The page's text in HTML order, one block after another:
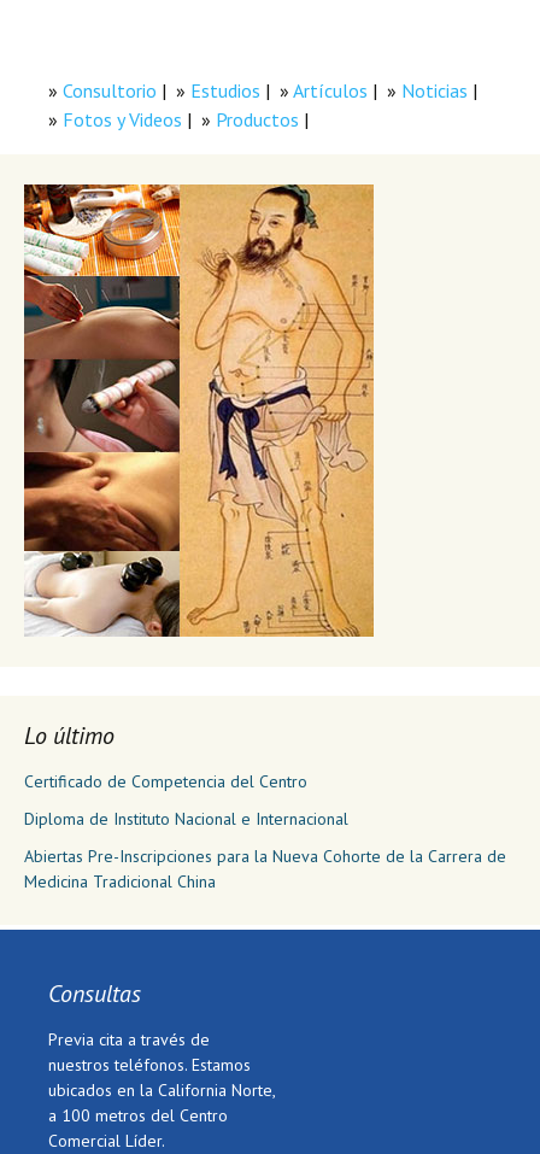
Consultorio Estudios Artículos
Noticias
Fotos y Videos
Productos
Lo último
Certificado de Competencia del Centro
Diploma de Instituto Nacional e Internacional
Abiertas Pre-Inscripciones para la Nueva Cohorte de la Carrera de
Medicina Tradicional China
Consultas
Previa cita a través de
nuestros teléfonos. Estamos
ubicados en la California Norte,
a 100 metros del Centro
Comercial Líder.